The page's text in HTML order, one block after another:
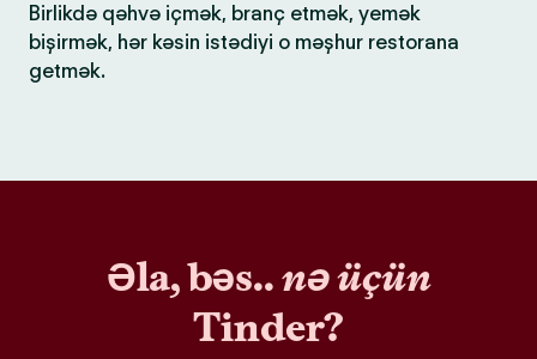
Birlikdə qəhvə içmək, branç etmək, yemək
bişirmək, hər kəsin istədiyi o məşhur restorana
getmək.
Əla, bəs..nə üçün
Tinder?